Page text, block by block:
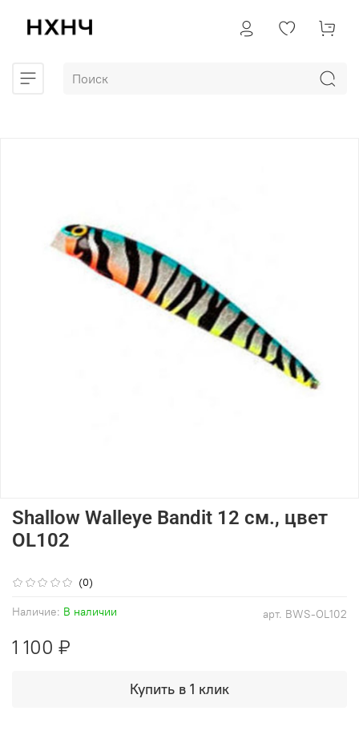
(0)
арт. BWS-OL102
Наличие: В наличии
Shallow Walleye Bandit 12 см., цвет
OL102
1 100 ₽
Купить в 1 клик